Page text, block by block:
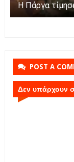
Η Πάργα
POST A
Δεν υπάρχουν